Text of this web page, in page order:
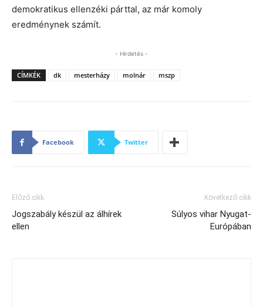
demokratikus ellenzéki párttal, az már komoly
eredménynek számít.
- Hirdetés -
CÍMKÉK dk mesterházy molnár mszp
Facebook Twitter
Előző cikk
Jogszabály készül az álhírek
ellen
Következő cikk
Súlyos vihar Nyugat-
Európában